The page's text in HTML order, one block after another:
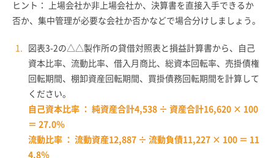
ヒント： 上場会社か非上場会社か、決算書を直接入手できるか
否か、集中管理が必要な会社か否かなどで場合分けしましょう。
図表3-2の△△製作所の貸借対照表と損益計算書から、自己
資本比率、流動比率、借入月商比、総資本回転率、売掛債権
回転期間、棚卸資産回転期間、買掛債務回転期間を計算して
ください。
自己資本比率 ： 純資産合計4,538 ÷ 資産合計16,620 × 100
＝ 27.0％
流動比率 ： 流動資産12,887 ÷ 流動負債11,227 × 100 ＝ 11
4.8％